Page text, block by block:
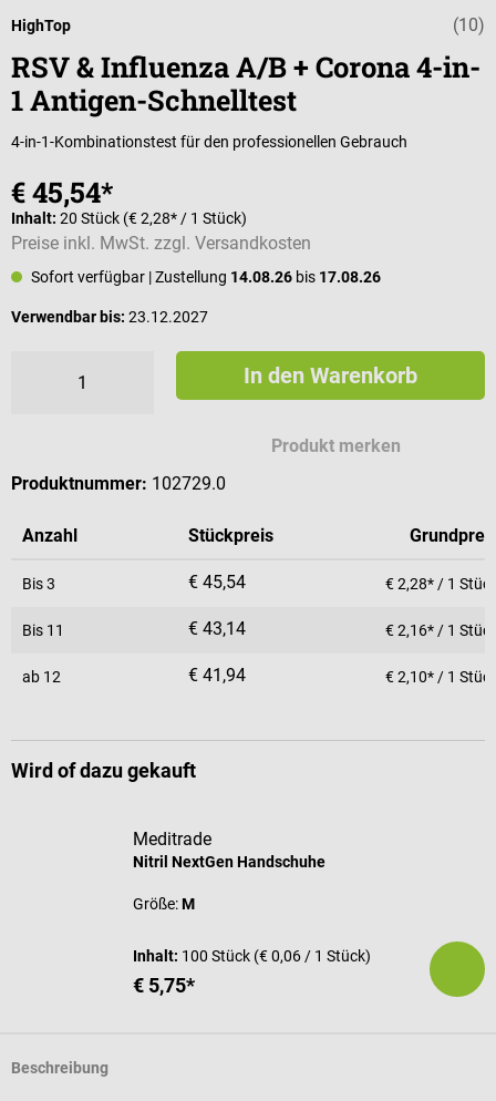
(10)
HighTop
RSV & Influenza A/B + Corona 4-in-
1 Antigen-Schnelltest
4-in-1-Kombinationstest für den professionellen Gebrauch
€ 45,54*
Inhalt: 20 Stück (€ 2,28* / 1 Stück)
Preise inkl. MwSt. zzgl. Versandkosten
Sofort verfügbar | Zustellung 14.08.26 bis 17.08.26
Verwendbar bis: 23.12.2027
In den Warenkorb
Produkt merken
Produktnummer: 102729.0
Anzahl Stückpreis
Bis3 € 45,54 € 2,28* / 1
Bis 11 € 43,14 € 2,16* / 1
ab 12 € 41,94 € 2,10* / 1
Wird of dazu gekauft
Meditrade
Nitril NextGen Handschuhe
Größe:M
Inhalt: 100 Stück (€ 0,06 / 1 Stück)
€ 5,75*
Beschreibung